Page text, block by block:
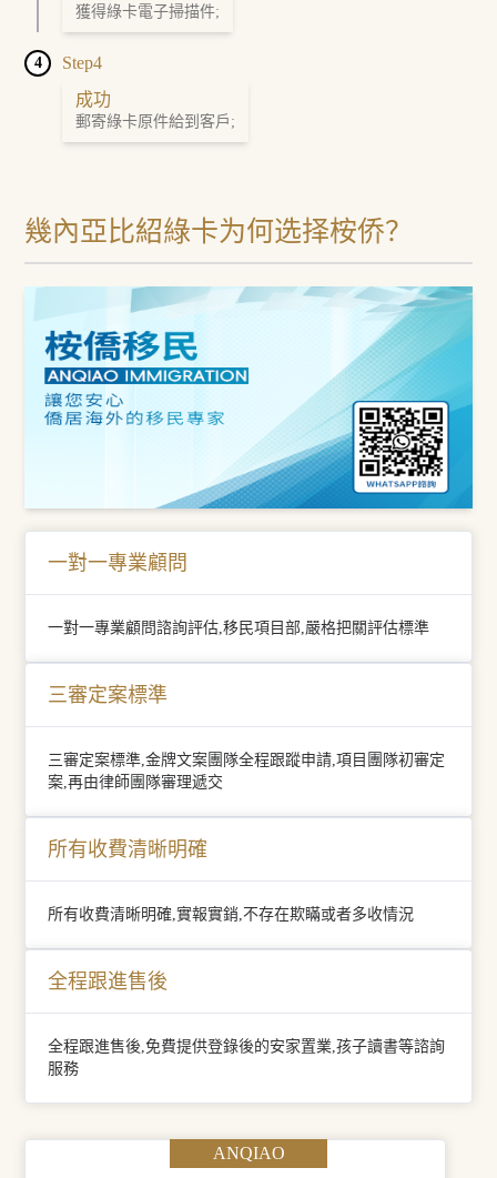
獲得綠卡電子掃描件;
4
Step4
成功
郵寄綠卡原件給到客戶;
幾內亞比紹綠卡为何选择桉侨？
一對一專業顧問
一對一專業顧問諮詢評估,移民項目部,嚴格把關評估標準
三審定案標準
三審定案標準,金牌文案團隊全程跟蹤申請,項目團隊初審定
案,再由律師團隊審理遞交
所有收費清晰明確
所有收費清晰明確,實報實銷,不存在欺瞞或者多收情況
全程跟進售後
全程跟進售後,免費提供登錄後的安家置業,孩子讀書等諮詢
服務
ANQIAO